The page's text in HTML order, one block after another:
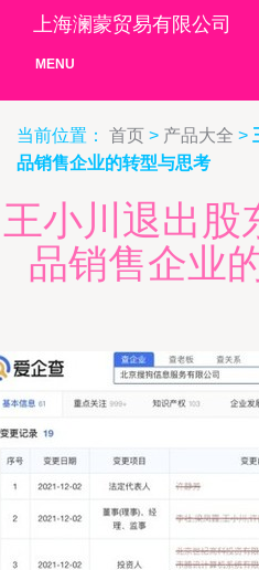
上海澜蒙贸易有限公司
MENU
当前位置： 首页 > 产品大全 >
品销售企业的转型与思考
王小川退出股
品销售企业